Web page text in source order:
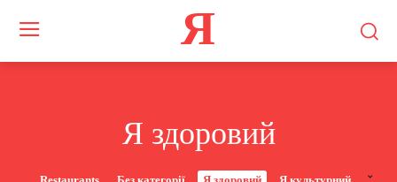
Я
Я здоровий